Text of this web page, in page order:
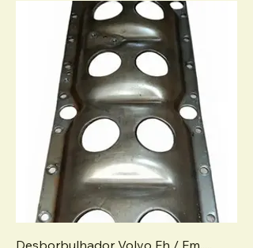
Desborbulhador Volvo Fh / Fm.....